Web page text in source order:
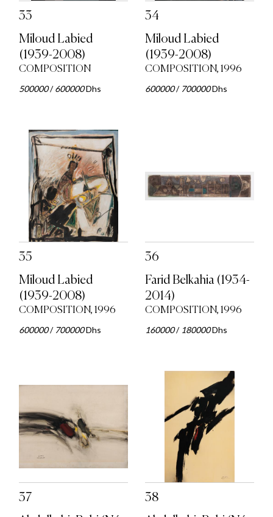
33
Miloud Labied
(1939-2008)
COMPOSITION
500000/600000Dhs
34
Miloud Labied
(1939-2008)
COMPOSITION, 1996
600000/ 700000Dhs
35
Miloud Labied
(1939-2008)
COMPOSITION, 1996
600000/ 700000Dhs
36
Farid Belkahia (1934-
2014)
COMPOSITION, 1996
160000/ 180000Dhs
37
38